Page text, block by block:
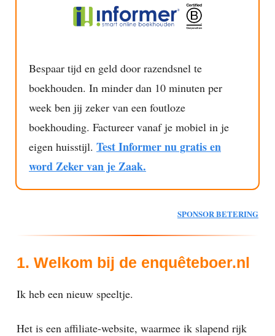
Bespaar tijd en geld door razendsnel te
boekhouden. In minder dan 10 minuten per
week ben jij zeker van een foutloze
boekhouding. Factureer vanaf je mobiel in je
eigen huisstijl. Test Informer nu gratis en
word Zeker van je Zaak.
SPONSOR BETERING
1. Welkom bij de enquêteboer.nl
Ik heb een nieuw speeltje.
Het is een affiliate-website, waarmee ik slapend rijk